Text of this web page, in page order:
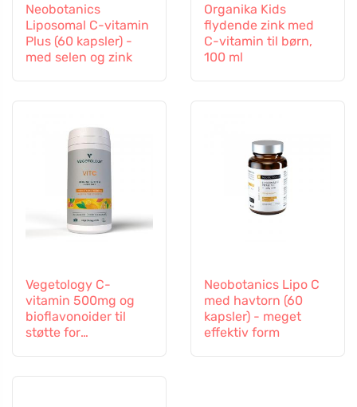
Neobotanics
Liposomal C-vitamin
Plus (60 kapsler) -
med selen og zink
Organika Kids
flydende zink med
C-vitamin til børn,
100 ml
Vegetology C-
vitamin 500mg og
bioflavonoider til
støtte for
Neobotanics Lipo C
med havtorn (60
kapsler) - meget
effektiv form